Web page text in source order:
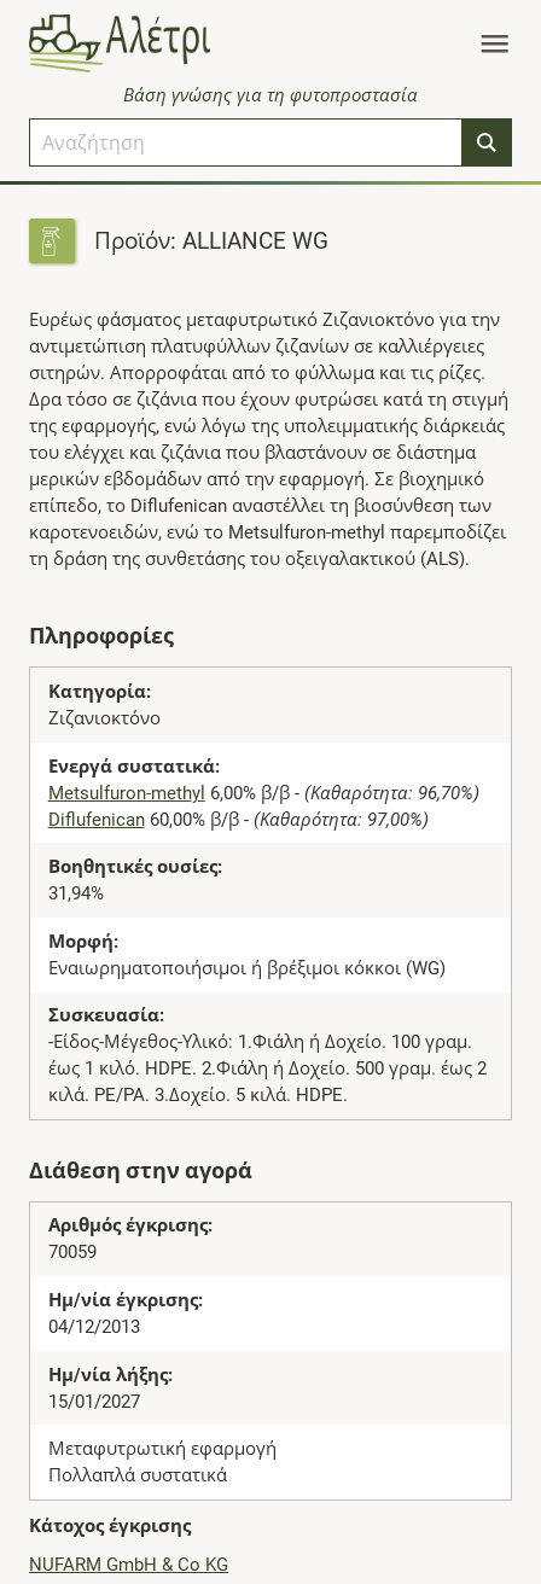
Βάση γνώσης για τη φυτοπροστασία
Προϊόν: ALLIANCE WG
Ευρέως φάσματος μεταφυτρωτικό Ζιζανιοκτόνο για την
αντιμετώπιση πλατυφύλλων ζιζανίων σε καλλιέργειες
σιτηρών. Απορροφάται από το φύλλωμα και τις ρίζες.
Δρα τόσο σε ζιζάνια που έχουν φυτρώσει κατά τη στιγμή
της εφαρμογής, ενώ λόγω της υπολειμματικής διάρκειάς
του ελέγχει και ζιζάνια που βλαστάνουν σε διάστημα
μερικών εβδομάδων από την εφαρμογή. Σε βιοχημικό
επίπεδο, το Diflufenican αναστέλλει τη βιοσύνθεση των
καροτενοειδών, ενώ το Metsulfuron-methyl παρεμποδίζει
τη δράση της συνθετάσης του οξειγαλακτικού (ALS).
Πληροφορίες
Κατηγορία:
Ζιζανιοκτόνο
Ενεργά συστατικά:
Metsulfuron-methyl 6,00% β/β - (Καθαρότητα: 96,70%)
Diflufenican60,00% β/β - (Καθαρότητα: 97,00%)
Βοηθητικές ουσίες:
31,94%
Μορφή:
Εναιωρηματοποιήσιμοι ή βρέξιμοι κόκκοι (WG)
Συσκευασία:
-Είδος-Μέγεθος-Υλικό: 1.Φιάλη ή Δοχείο. 100 γραμ.
έως 1 κιλό. HDPE. 2.Φιάλη ή Δοχείο. 500 γραμ. έως 2
κιλά. PE/PA. 3.Δοχείο. 5 κιλά. HDPE.
Διάθεση στην αγορά
Αριθμός έγκρισης:
70059
Ημ/νία έγκρισης:
04/12/2013
Ημ/νία λήξης:
15/01/2027
Μεταφυτρωτική εφαρμογή
Πολλαπλά συστατικά
Κάτοχος έγκρισης
NUFARM GmbH & Co KG